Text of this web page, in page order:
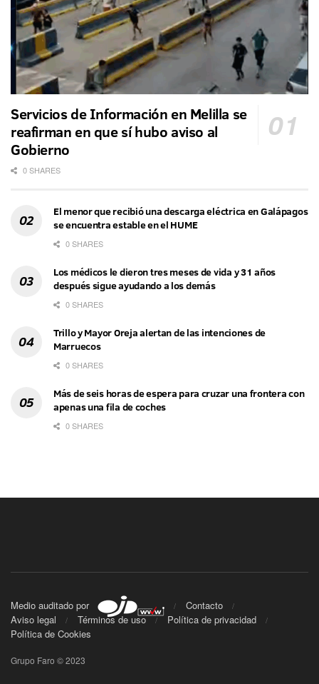
Servicios de Información en Melilla se
reafirman en que sí hubo aviso al
Gobierno
0 SHARES
El menor que recibió una descarga eléctrica en Galápagos
se encuentra estable en el HUME
0 SHARES
Los médicos le dieron tres meses de vida y 31 años
después sigue ayudando a los demás
0 SHARES
Trillo y Mayor Oreja alertan de las intenciones de
Marruecos
0 SHARES
Más de seis horas de espera para cruzar una frontera con
apenas una fila de coches
0 SHARES
Medio auditado por
Contacto
Aviso legal
Términos de uso
Política de privacidad
Política de Cookies
Grupo Faro © 2023